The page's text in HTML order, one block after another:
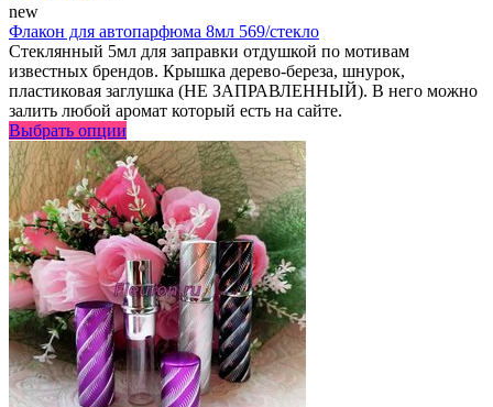
new
Флакон для автопарфюма 8мл 569/стекло
Стеклянный 5мл для заправки отдушкой по мотивам
известных брендов. Крышка дерево-береза, шнурок,
пластиковая заглушка (НЕ ЗАПРАВЛЕННЫЙ). В него можно
залить любой аромат который есть на сайте.
Выбрать опции